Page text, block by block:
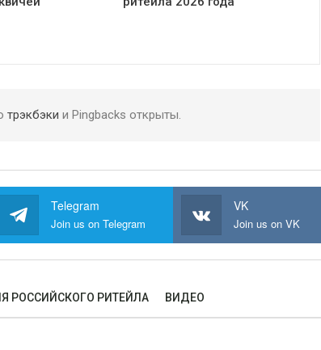
трэкбэки и Pingbacks открыты.
Telegram
Join us on Telegram
VK
Join us on VK
РОССИЙСКОГО РИТЕЙЛА ВИДЕО